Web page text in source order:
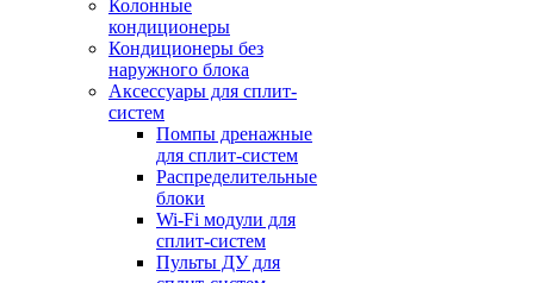
Колонные
кондиционеры
Кондиционеры без
наружного блока
Аксессуары для сплит-
систем
Помпы дренажные
для сплит-систем
Распределительные
блоки
Wi-Fi модули для
сплит-систем
Пульты ДУ для